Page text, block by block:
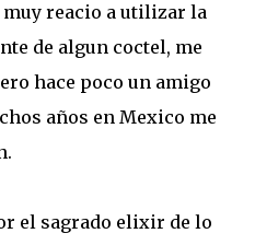
reacio a utilizar la
de algun coctel, me
hace poco un amigo
años en Mexico me
el sagrado elixir de lo